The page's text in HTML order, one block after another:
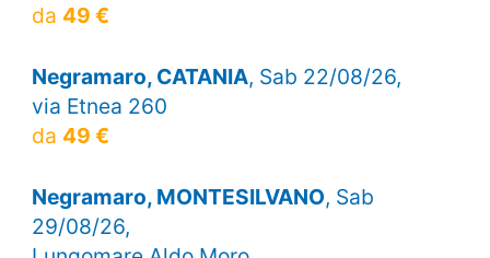
da 49 €
Negramaro, CATANIA, Sab 22/08/26,
via Etnea 260
da 49 €
Negramaro, MONTESILVANO, Sab
29/08/26,